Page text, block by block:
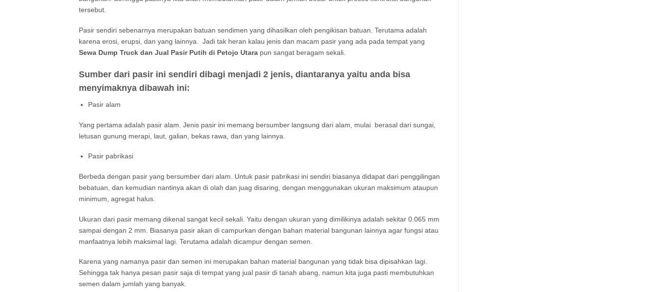
tersebut.
Pasir sendiri sebenarnya merupakan batuan sendimen yang dihasilkan oleh pengikisan batuan. Terutama adalah
karena erosi, erupsi, dan yang lainnya. Jadi tak heran kalau jenis dan macam pasir yang ada pada tempat yang
Sewa Dump Truck dan Jual Pasir Putih di Petojo Utara pun sangat beragam sekali.
Sumber dari pasir ini sendiri dibagi menjadi 2 jenis, diantaranya yaitu anda bisa
menyimaknya dibawah ini:
Pasir alam
Yang pertama adalah pasir alam. Jenis pasir ini memang bersumber langsung dari alam, mulai berasal dari sungai,
letusan gunung merapi, laut, galian, bekas rawa, dan yang lainnya.
Pasir pabrikasi
Berbeda dengan pasir yang bersumber dari alam. Untuk pasir pabrikasi ini sendiri biasanya didapat dari penggilingan
bebatuan, dan kemudian nantinya akan di olah dan juag disaring, dengan menggunakan ukuran maksimum ataupun
minimum, agregat halus.
Ukuran dari pasir memang dikenal sangat kecil sekali. Yaitu dengan ukuran yang dimilikinya adalah sekitar 0.065 mm
sampai dengan 2 mm. Biasanya pasir akan di campurkan dengan bahan material bangunan lainnya agar fungsi atau
manfaatnya lebih maksimal lagi. Terutama adalah dicampur dengan semen.
Karena yang namanya pasir dan semen ini merupakan bahan material bangunan yang tidak bisa dipisahkan lagi.
Sehingga tak hanya pesan pasir saja di tempat yang jual pasir di tanah abang, namun kita juga pasti membutuhkan
semen dalam jumlah yang banyak.